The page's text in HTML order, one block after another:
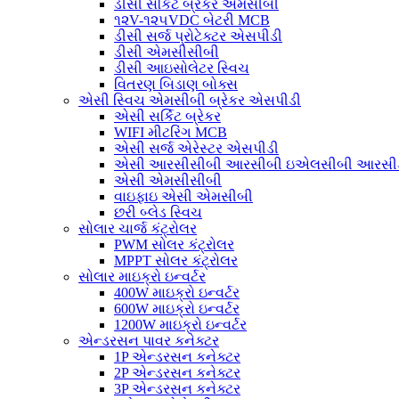
ડીસી સર્કિટ બ્રેકર એમસીબી
૧૨V-૧૨૫VDC બેટરી MCB
ડીસી સર્જ પ્રોટેક્ટર એસપીડી
ડીસી એમસીસીબી
ડીસી આઇસોલેટર સ્વિચ
વિતરણ બિડાણ બોક્સ
એસી સ્વિચ એમસીબી બ્રેકર એસપીડી
એસી સર્કિટ બ્રેકર
WIFI મીટરિંગ MCB
એસી સર્જ એરેસ્ટર એસપીડી
એસી આરસીસીબી આરસીબી ઇએલસીબી
એસી એમસીસીબી
વાઇફાઇ એસી એમસીબી
છરી બ્લેડ સ્વિચ
સોલાર ચાર્જ કંટ્રોલર
PWM સોલર કંટ્રોલર
MPPT સોલર કંટ્રોલર
સોલાર માઇક્રો ઇન્વર્ટર
400W માઇક્રો ઇન્વર્ટર
600W માઇક્રો ઇન્વર્ટર
1200W માઇક્રો ઇન્વર્ટર
એન્ડરસન પાવર કનેક્ટર
1P એન્ડરસન કનેક્ટર
2P એન્ડરસન કનેક્ટર
3P એન્ડરસન કનેક્ટર